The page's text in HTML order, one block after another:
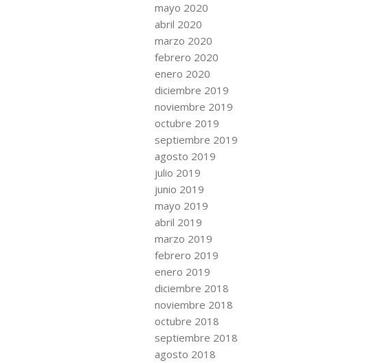
mayo 2020
abril 2020
marzo 2020
febrero 2020
enero 2020
diciembre 2019
noviembre 2019
octubre 2019
septiembre 2019
agosto 2019
julio 2019
junio 2019
mayo 2019
abril 2019
marzo 2019
febrero 2019
enero 2019
diciembre 2018
noviembre 2018
octubre 2018
septiembre 2018
agosto 2018